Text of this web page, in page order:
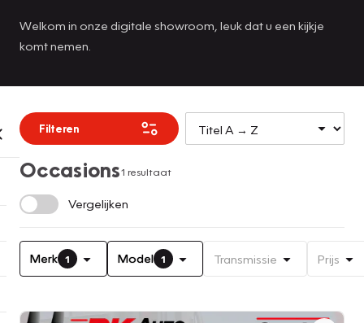
Welkom in onze digitale showroom, leuk dat u een kijkje
komt nemen.
Filteren
Occasions1 resultaat
Vergelijken
Merk 1 Model 1 Transmissie Prijs